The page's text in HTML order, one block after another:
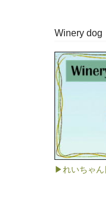
Winery dog
▶れいちゃん